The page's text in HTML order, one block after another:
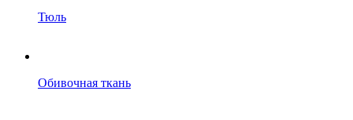
Тюль
Обивочная ткань